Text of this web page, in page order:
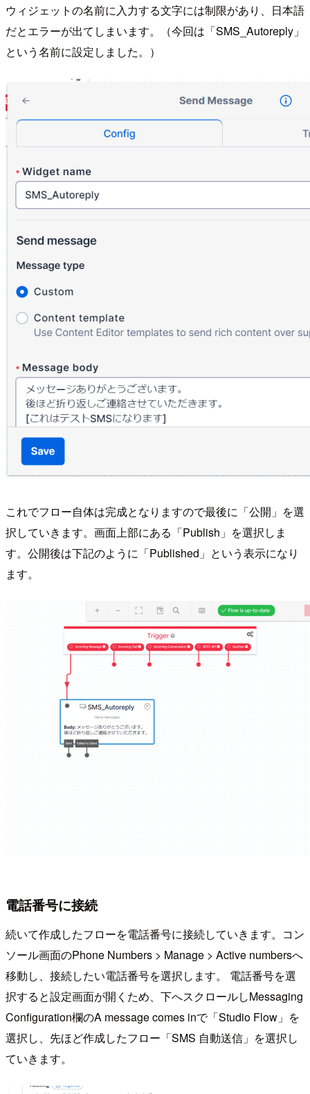
ウィジェットの名前に入力する文字には制限があり、日本語
だとエラーが出てしまいます。（今回は「SMS_Autoreply」
という名前に設定しました。）
これでフロー自体は完成となりますので最後に「公開」を選
択していきます。画面上部にある「Publish」を選択しま
す。公開後は下記のように「Published」という表示になり
ます。
電話番号に接続
続いて作成したフローを電話番号に接続していきます。コン
ソール画面のPhone Numbers > Manage > Active numbersへ
移動し、接続したい電話番号を選択します。 電話番号を選
択すると設定画面が開くため、下へスクロールしMessaging
Configuration欄のA message comes inで「Studio Flow」を
選択し、先ほど作成したフロー「SMS 自動送信」を選択し
ていきます。